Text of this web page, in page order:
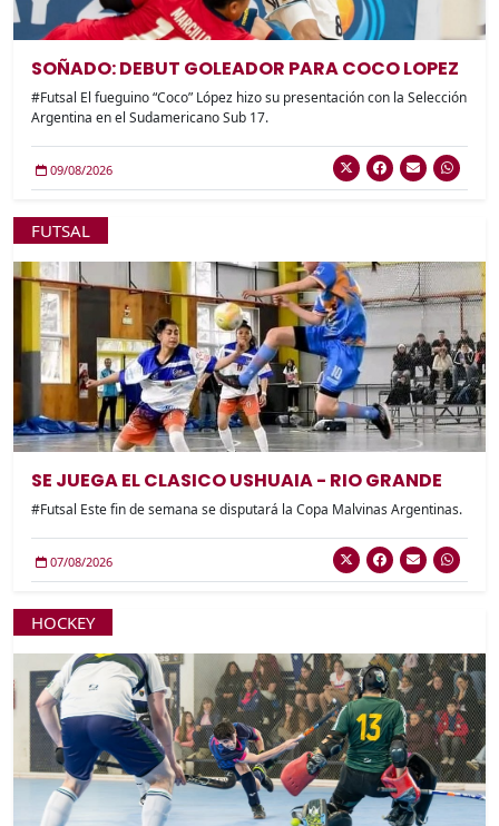
SOÑADO: DEBUT GOLEADOR PARA COCO LOPEZ
#Futsal El fueguino “Coco” López hizo su presentación con la Selección
Argentina en el Sudamericano Sub 17.
09/08/2026
FUTSAL
SE JUEGA EL CLASICO USHUAIA - RIO GRANDE
#Futsal Este fin de semana se disputará la Copa Malvinas Argentinas.
07/08/2026
HOCKEY